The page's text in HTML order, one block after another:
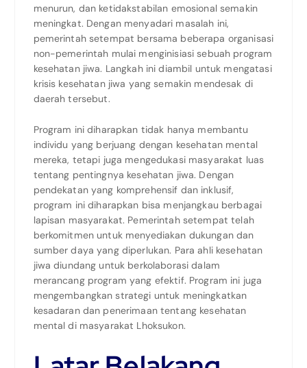
menurun, dan ketidakstabilan emosional semakin
meningkat. Dengan menyadari masalah ini,
pemerintah setempat bersama beberapa organisasi
non-pemerintah mulai menginisiasi sebuah program
kesehatan jiwa. Langkah ini diambil untuk mengatasi
krisis kesehatan jiwa yang semakin mendesak di
daerah tersebut.
Program ini diharapkan tidak hanya membantu
individu yang berjuang dengan kesehatan mental
mereka, tetapi juga mengedukasi masyarakat luas
tentang pentingnya kesehatan jiwa. Dengan
pendekatan yang komprehensif dan inklusif,
program ini diharapkan bisa menjangkau berbagai
lapisan masyarakat. Pemerintah setempat telah
berkomitmen untuk menyediakan dukungan dan
sumber daya yang diperlukan. Para ahli kesehatan
jiwa diundang untuk berkolaborasi dalam
merancang program yang efektif. Program ini juga
mengembangkan strategi untuk meningkatkan
kesadaran dan penerimaan tentang kesehatan
mental di masyarakat Lhoksukon.